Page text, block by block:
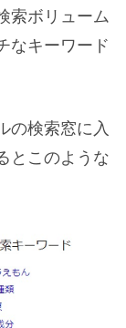
索ボリューム
なキーワード
の検索窓に入
とこのような